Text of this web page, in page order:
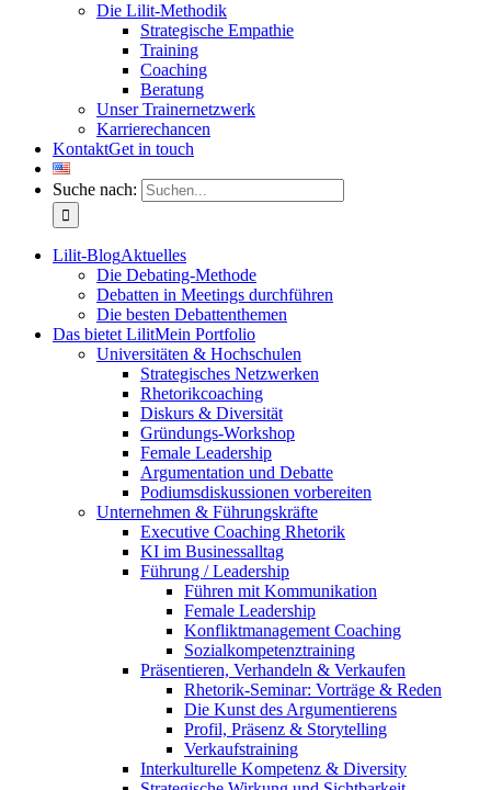
Die Lilit-Methodik
Strategische Empathie
Training
Coaching
Beratung
Unser Trainernetzwerk
Karrierechancen
KontaktGet in touch
Suche nach:
Lilit-BlogAktuelles
Die Debating-Methode
Debatten in Meetings durchführen
Die besten Debattenthemen
Das bietet LilitMein Portfolio
Universitäten & Hochschulen
Strategisches Netzwerken
Rhetorikcoaching
Diskurs & Diversität
Gründungs-Workshop
Female Leadership
Argumentation und Debatte
Podiumsdiskussionen vorbereiten
Unternehmen & Führungskräfte
Executive Coaching Rhetorik
KI im Businessalltag
Führung / Leadership
Führen mit Kommunikation
Female Leadership
Konfliktmanagement Coaching
Sozialkompetenztraining
Präsentieren, Verhandeln & Verkaufen
Rhetorik-Seminar: Vorträge & Reden
Die Kunst des Argumentierens
Profil, Präsenz & Storytelling
Verkaufstraining
Interkulturelle Kompetenz & Diversity